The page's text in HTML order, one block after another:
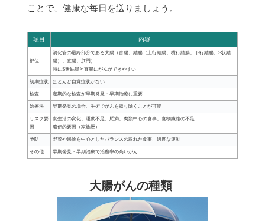
ことで、健康な毎日を送りましょう。
項目 内容
部位
消化管の最終部分である大腸（盲腸、結腸（上行結腸、横行結腸、下行結腸、S状結
腸）、直腸、肛門）
特にS状結腸と直腸にがんができやすい
初期症状 ほとんど自覚症状がない
検査 定期的な検査が早期発見・早期治療に重要
治療法 早期発見の場合、手術でがんを取り除くことが可能
リスク要
因
食生活の変化、運動不足、肥満、肉類中心の食事、食物繊維の不足
遺伝的要因（家族歴）
予防 野菜や果物を中心としたバランスの取れた食事、適度な運動
その他 早期発見・早期治療で治癒率の高いがん
大腸がんの種類